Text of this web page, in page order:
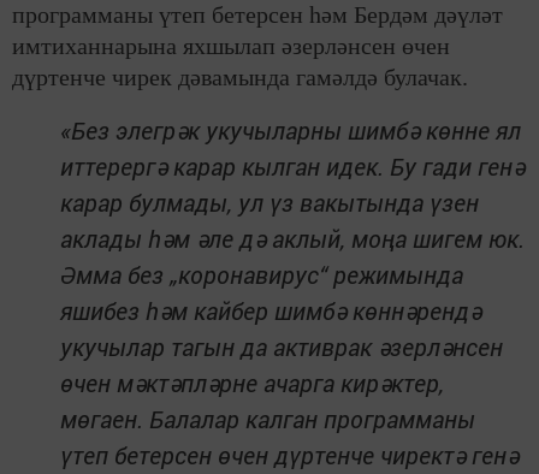
программаны үтеп бетерсен һәм Бердәм дәүләт
имтиханнарына яхшылап әзерләнсен өчен
дүртенче чирек дәвамында гамәлдә булачак.
«Без элегрәк укучыларны шимбә көнне ял
иттерергә карар кылган идек. Бу гади генә
карар булмады, ул үз вакытында үзен
аклады һәм әле дә аклый, моңа шигем юк.
Әмма без „коронавирус“ режимында
яшибез һәм кайбер шимбә көннәрендә
укучылар тагын да активрак әзерләнсен
өчен мәктәпләрне ачарга кирәктер,
мөгаен. Балалар калган программаны
үтеп бетерсен өчен дүртенче чиректә генә